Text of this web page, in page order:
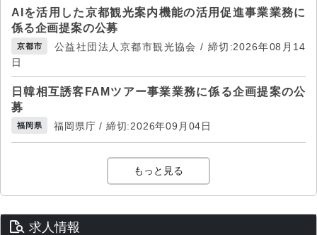
AIを活用した京都観光案内機能の活用促進事業業務に
係る企画提案の公募
京都市
公益社団法人京都市観光協会 / 締切:2026年08月14
日
日韓相互誘客FAMツアー事業業務に係る企画提案の公
募
福岡県 福岡県庁 / 締切:2026年09月04日
もっと見る
求人情報